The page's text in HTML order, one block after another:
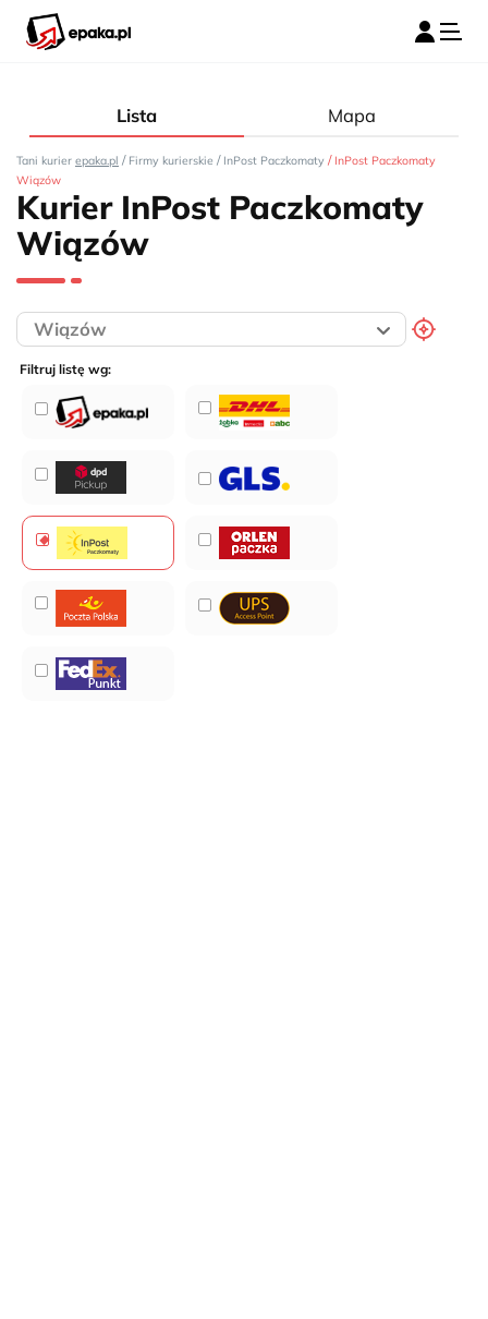
Lista Mapa
Tani kurier epaka.pl / Firmy kurierskie / InPost Paczkomaty / InPost Paczkomaty
Wiązów
Kurier InPost Paczkomaty
Wiązów
Filtruj listę wg: